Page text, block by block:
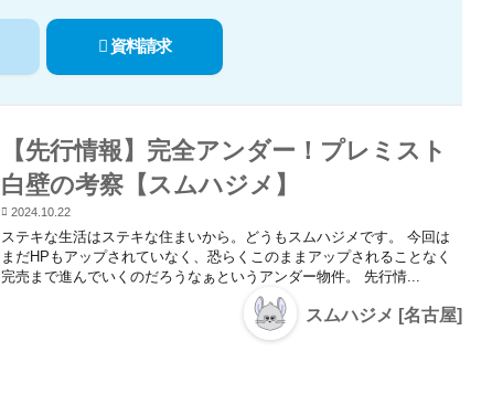
資料請求
【先行情報】完全アンダー！プレミスト
白壁の考察【スムハジメ】
2024.10.22
ステキな生活はステキな住まいから。どうもスムハジメです。 今回は
まだHPもアップされていなく、恐らくこのままアップされることなく
完売まで進んでいくのだろうなぁというアンダー物件。 先行情...
スムハジメ [名古屋]